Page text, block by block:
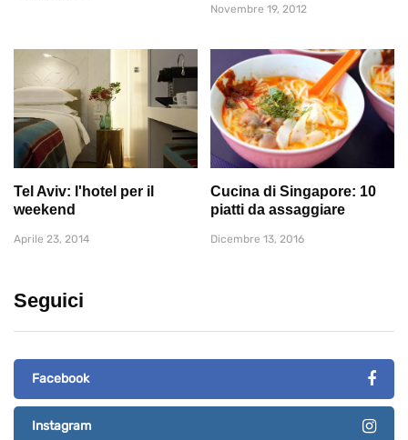
Novembre 19, 2012
Tel Aviv: l'hotel per il
weekend
Aprile 23, 2014
Cucina di Singapore: 10
piatti da assaggiare
Dicembre 13, 2016
Seguici
Facebook
Instagram